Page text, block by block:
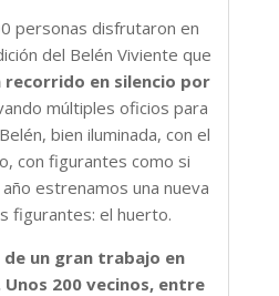
personas disfrutaron en
del Belén Viviente que
recorrido en silencio por
múltiples oficios para
bien iluminada, con el
con figurantes como si
estrenamos una nueva
figurantes: el huerto.
de un gran trabajo en
200 vecinos, entre